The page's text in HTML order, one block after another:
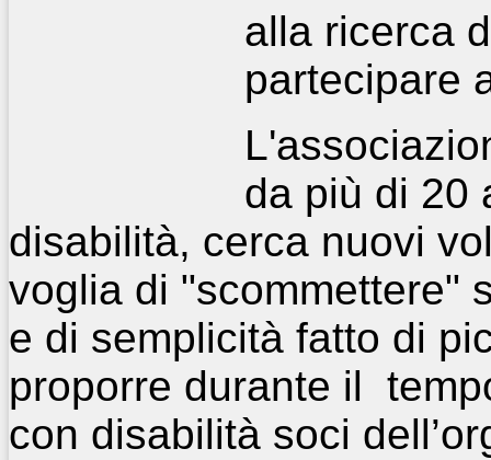
alla ricerca
partecipare
da più di 20
disabilità, cerca nuovi
voglia di "scommettere"
e di semplicità fatto di
proporre durante il
con disabilità soci